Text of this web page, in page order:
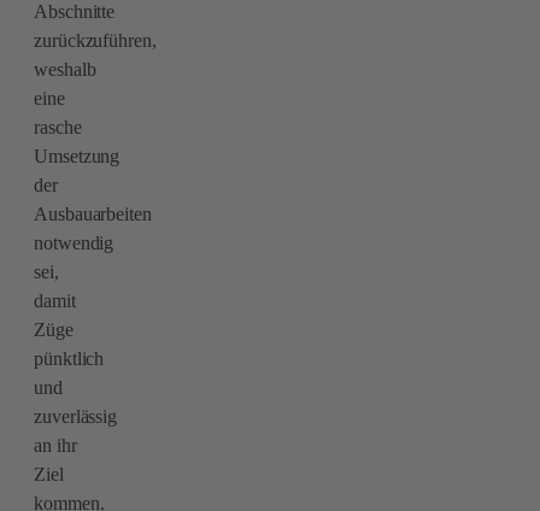
Abschnitte
zurückzuführen,
weshalb
eine
rasche
Umsetzung
der
Ausbauarbeiten
notwendig
sei,
damit
Züge
pünktlich
und
zuverlässig
an ihr
Ziel
kommen.